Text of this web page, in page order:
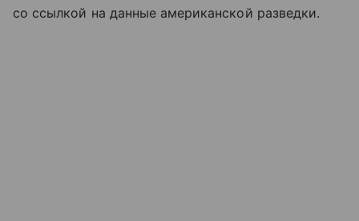
со ссылкой на данные американской разведки.